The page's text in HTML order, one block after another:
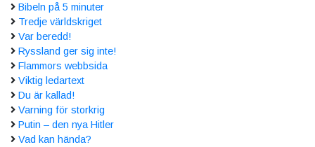
Bibeln på 5 minuter
Tredje världskriget
Var beredd!
Ryssland ger sig inte!
Flammors webbsida
Viktig ledartext
Du är kallad!
Varning för storkrig
Putin – den nya Hitler
Vad kan hända?